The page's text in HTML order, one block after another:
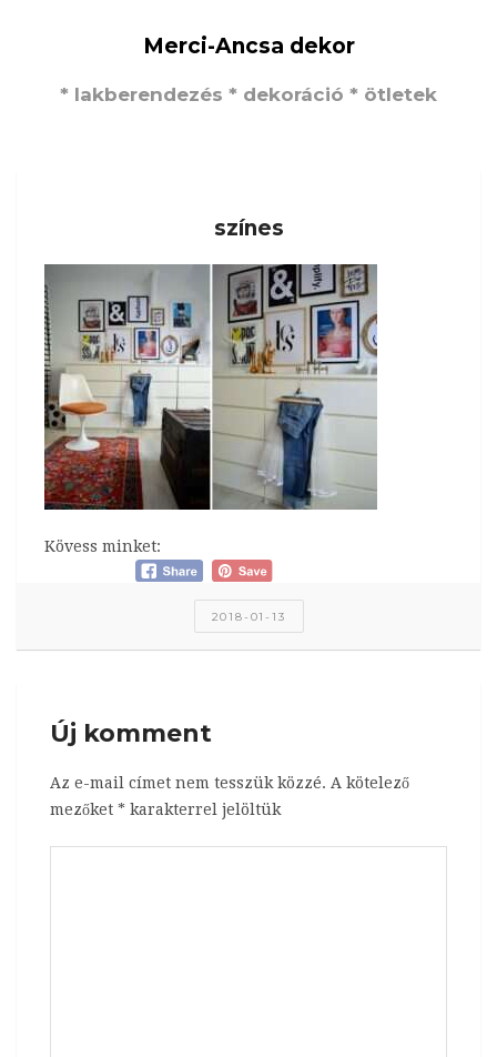
Merci-Ancsa dekor
* lakberendezés * dekoráció * ötletek
színes
Kövess minket:
2018-01-13
Új komment
Az e-mail címet nem tesszük közzé. A kötelező
mezőket * karakterrel jelöltük